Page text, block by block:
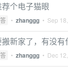
荐个电子猫眼
• zhanggg • Sep
搬新家了，有没
• zhanggg • Dec